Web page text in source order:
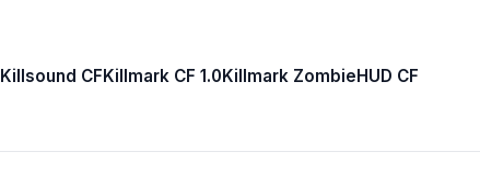
Killsound CFKillmark CF 1.0Killmark ZombieHUD CF